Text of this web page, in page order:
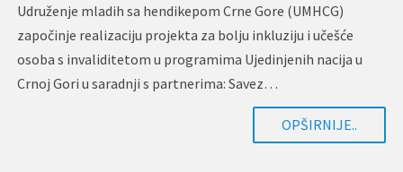
Udruženje mladih sa hendikepom Crne Gore (UMHCG)
započinje realizaciju projekta za bolju inkluziju i učešće
osoba s invaliditetom u programima Ujedinjenih nacija u
Crnoj Gori u saradnji s partnerima: Savez…
OPŠIRNIJE..